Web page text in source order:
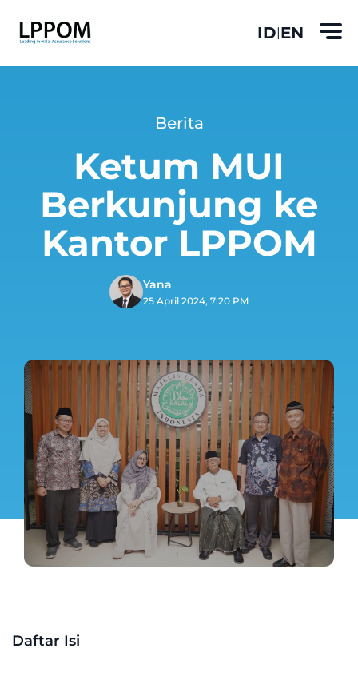
ID|EN
Berita
Ketum MUI
Berkunjung ke
Kantor LPPOM
Yana
25 April 2024, 7:20 PM
Daftar Isi